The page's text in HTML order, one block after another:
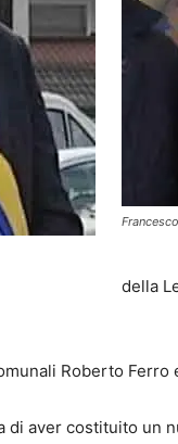
della
Roberto Ferro
di aver costituito un